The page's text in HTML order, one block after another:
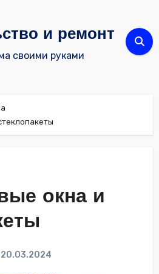
и ремонт
своими руками
окна и
20.03.2024